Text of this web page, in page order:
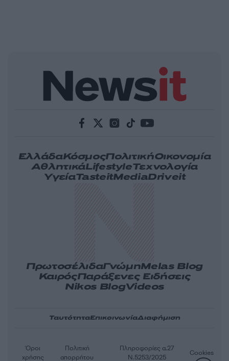
ΕλλάδαΚόσμοςΠολιτικήΟικονομία
ΑθλητικάLifestyleΤεχνολογία
ΥγείαTasteitMediaDriveit
ΠρωτοσέλιδαΓνώμηMelas Blog
ΚαιρόςΠαράξενες Ειδήσεις
Nikos BlogVideos
ΤαυτότηταΕπικοινωνίαΔιαφήμιση
Όροι
χρήσης
Πολιτική
απορρήτου
Πληροφορίες α.27
Ν.5253/2025
Cookies